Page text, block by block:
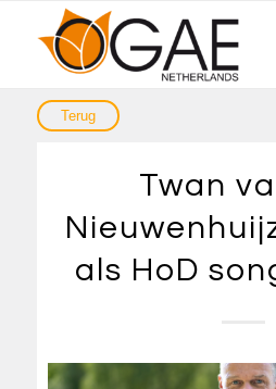
Twan
als HoD